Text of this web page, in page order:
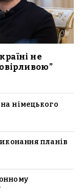
не
німецького
планів